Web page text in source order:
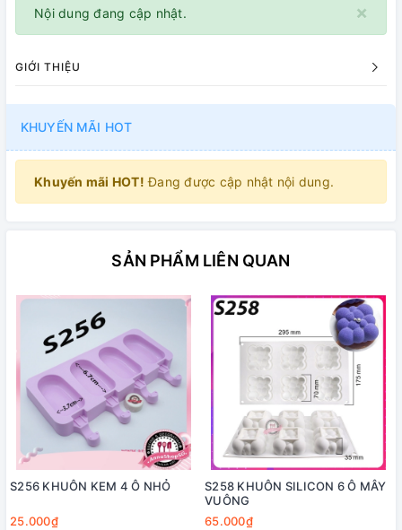
×
Nội dung đang cập nhật.
GIỚI THIỆU
KHUYẾN MÃI HOT
Khuyến mãi HOT! Đang được cập nhật nội dung.
SẢN PHẨM LIÊN QUAN
S256 KHUÔN KEM 4 Ô NHỎ
25.000₫
S258 KHUÔN SILICON 6 Ô MÂY
VUÔNG
65.000₫